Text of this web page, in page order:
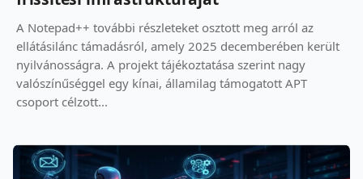
A Notepad++ további részleteket osztott meg arról az
ellátásilánc támadásról, amely 2025 decemberében került
nyilvánosságra. A projekt tájékoztatása szerint nagy
valószínűséggel egy kínai, államilag támogatott APT
csoport célzott...